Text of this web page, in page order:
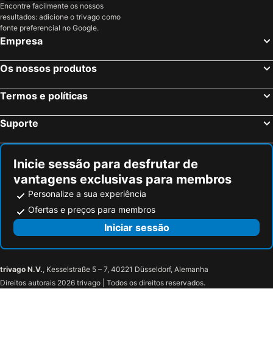
Casa de Aldea Florentina
Las Rocas
Rural Mestas
Hotel Alonso
Villa De Llanes
Hotel Restaurante La Parra
Posada San Pelayo
Miraolas
Don Paco
Hotel Rural Valleoscuru
Hotel Mirador de La Franca
La Casona de Molleda
Hotel Finca La Mansión
Restaurante Sotres
Hotel Rural Villa Elena
Covadonga
Hotel Posada Laura
Hotel Pugide
Hotel Boutique And Destillery Finca Malvasia
La Cabaña
Hotel Refugio de Áliva
Encontre facilmente os nossos
resultados: adicione o trivago como
fonte preferencial no Google.
Empresa
Os nossos produtos
Termos e políticas
Suporte
Inicie sessão para desfrutar de
vantagens exclusivas para membros
Personalize a sua experiência
Ofertas e preços para membros
Iniciar sessão
trivago N.V., Kesselstraße 5 – 7, 40221 Düsseldorf, Alemanha
Direitos autorais 2026 trivago | Todos os direitos reservados.